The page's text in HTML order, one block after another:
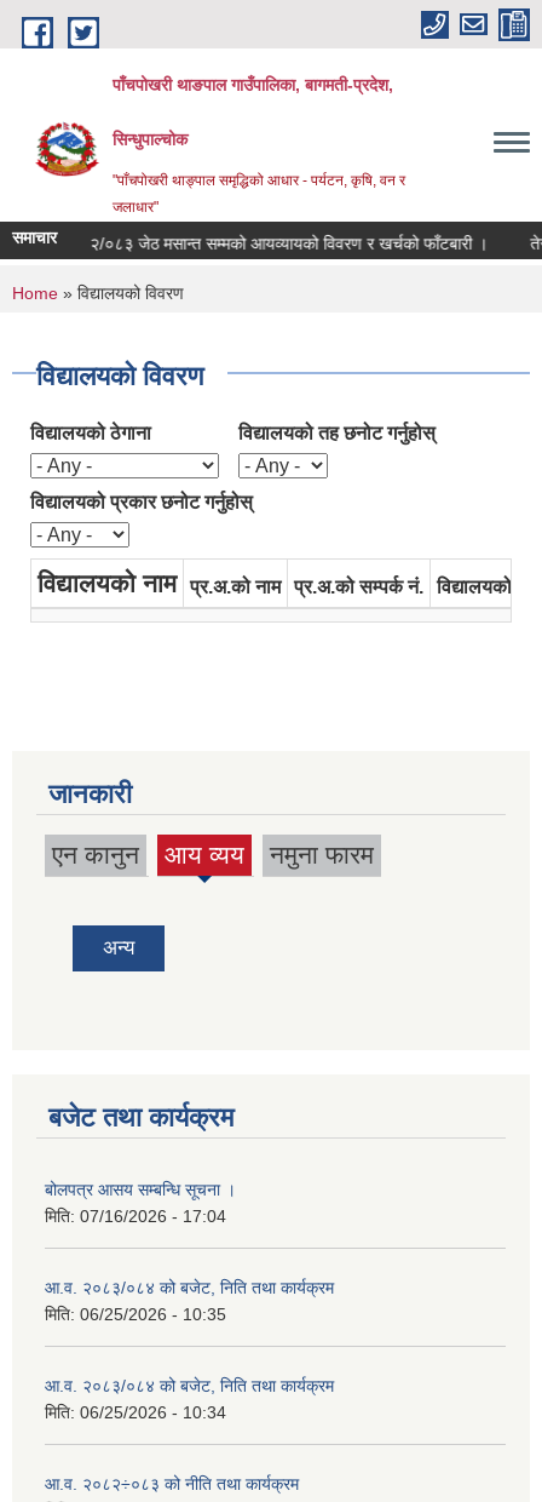
Skip to main content
पाँचपोखरी थाङपाल गाउँपालिका, बागमती-प्रदेश,
सिन्धुपाल्चोक
"पाँचपोखरी थाङ्पाल समृद्धिको आधार - पर्यटन, कृषि, वन र
जलाधार"
समाचार
२०८२/०८३ जेठ मसान्त सम्मको आयव्यायको विवरण र खर्चको फाँटबारी । तेस्रो
You are here
Home » विद्यालयको विवरण
विद्यालयको विवरण
विद्यालयको ठेगाना विद्यालयको तह छनोट गर्नुहोस्
विद्यालयको प्रकार छनोट गर्नुहोस्
विद्यालयको नाम प्र.अ.को नाम प्र.अ.को सम्पर्क नं. विद्यालयको
जानकारी
एन कानुन आय व्यय
(active
नमुना फारम
अन्य
बजेट तथा कार्यक्रम
बोलपत्र आसय सम्बन्धि सूचना ।
मिति: 07/16/2026 - 17:04
आ.व. २०८३/०८४ को बजेट, निति तथा कार्यक्रम
मिति: 06/25/2026 - 10:35
आ.व. २०८३/०८४ को बजेट, निति तथा कार्यक्रम
मिति: 06/25/2026 - 10:34
आ.व. २०८२÷०८३ को नीति तथा कार्यक्रम